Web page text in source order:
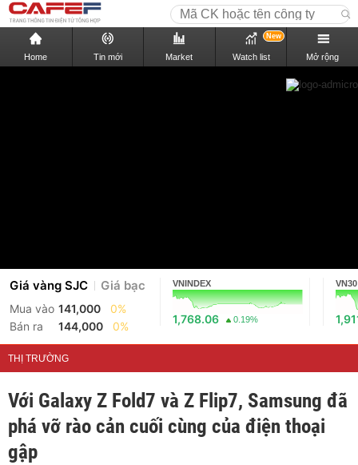
Home Tin mới Market Watch list
New
Mở rộng
Giá vàng SJC Giá bạc
Mua vào 141,000
0%
Bán ra
144,000 0%
VNINDEX
1,768.06 0.19%
VN30
THỊ TRƯỜNG
Với Galaxy Z Fold7 và Z Flip7, Samsung đã
phá vỡ rào cản cuối cùng của điện thoại
gập